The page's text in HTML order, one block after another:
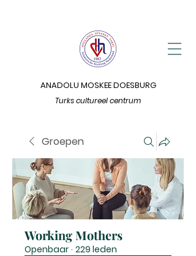
Turks cultureel centrum
ANADOLU MOSKEE DOESBURG
Groepen
Working Mothers
Openbaar · 229 leden